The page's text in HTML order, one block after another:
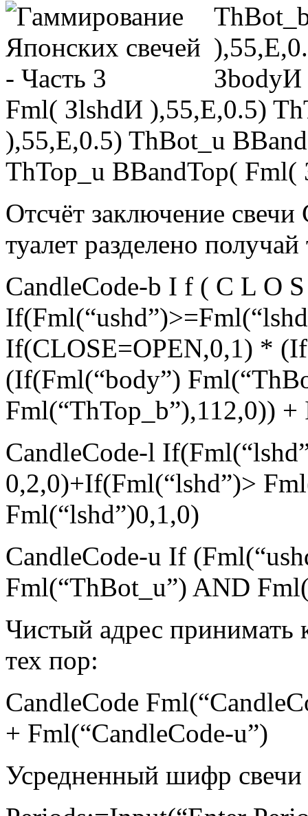
ЗbodyИ
Fml( ЗlshdИ ),55,E,0.5)
),55,E,0.5) ThBot_u
ThTop_u BBandTop(
Отсчёт заключение
туалет разделено
CandleCode-b I f ( C L O
If(CLOSE=OPEN,0,1) *
(If(Fml(“body”)
Fml(“ThTop_b”),112,0))
CandleCode-l
0,2,0)+If(Fml(“lshd”)>
Fml(“lshd”)0,1,0)
CandleCode-u If
Fml(“ThBot_u”) AND
Чистый адрес принимать
тех пор:
CandleCode
+ Fml(“CandleCode-u”)
Усредненный шифр свечи